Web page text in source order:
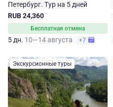
Петербург. Тур на 5 дней
RUB 24,360
Бесплатная отмена
5 дн. 10—14 августа +7
Экскурсионные туры